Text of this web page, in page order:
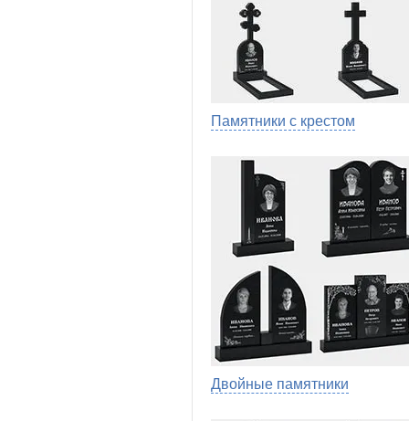
Памятники с крестом
Двойные памятники